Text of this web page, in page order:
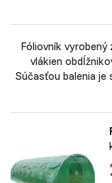
Fóliovník
vlákien
Súčasťou balenia